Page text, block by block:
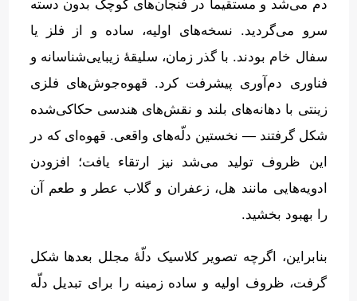
دم می‌شد و مستقیماً در فنجان‌های کوچک بدون دسته
سرو می‌گردید. نسخه‌های اولیه، ساده و از فلز یا
سفال خام بودند. با گذر زمان، سلیقهٔ زیبایی‌شناسانه و
فناوری دم‌آوری پیشرفت کرد. قهوه‌جوش‌های فلزی
زینتی با دهانه‌های بلند و نقش‌های هندسی حکاکی‌شده
شکل گرفتند — نخستین دلّه‌های واقعی. قهوه‌ای که در
این ظروف تولید می‌شد نیز ارتقاء یافت؛ افزودن
ادویه‌هایی مانند هل، زعفران و گلاب عطر و طعم آن
را بهبود بخشید.
بنابراین، اگرچه تصویر کلاسیک دلّهٔ مجلل بعدها شکل
گرفت، ظروف اولیه و ساده زمینه را برای تبدیل دلّه